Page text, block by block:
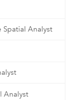
Spatial Analyst
Analyst